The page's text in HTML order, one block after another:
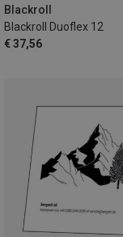
Blackroll
Blackroll Duoflex 12
€ 37,56